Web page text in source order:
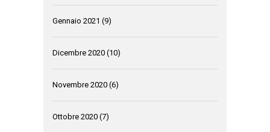
Gennaio 2021 (9)
Dicembre 2020 (10)
Novembre 2020 (6)
Ottobre 2020 (7)